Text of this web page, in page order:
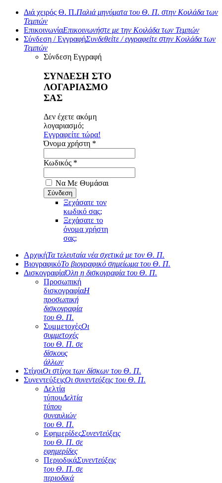
Διά χειρός Θ. Π.Παλιά μηνύματα του Θ. Π. στην Κοιλάδα των
Τεμπών
ΕπικοινωνίαΕπικοινωνήστε με την Κοιλάδα των Τεμπών
Σύνδεση / ΕγγραφήΣυνδεθείτε / εγγραφείτε στην Κοιλάδα των
Τεμπών
Σύνδεση Εγγραφή
ΣΥΝΔΕΣΗ ΣΤΟ
ΛΟΓΑΡΙΑΣΜΟ
ΣΑΣ
Δεν έχετε ακόμη
λογαριασμό;
Εγγραφείτε τώρα!
Όνομα χρήστη *
Κωδικός *
Να Με Θυμάσαι
Ξεχάσατε τον
κωδικό σας;
Ξεχάσατε το
όνομα χρήστη
σας;
ΑρχικήΤα τελευταία νέα σχετικά με τον Θ. Π.
ΒιογραφικόΤο βιογραφικό σημείωμα του Θ. Π.
ΔισκογραφίαΌλη η δισκογραφία του Θ. Π.
Προσωπική
δισκογραφίαΗ
προσωπική
δισκογραφία
του Θ. Π.
ΣυμμετοχέςΟι
συμμετοχές
του Θ. Π. σε
δίσκους
άλλων
ΣτίχοιΟι στίχοι των δίσκων του Θ. Π.
ΣυνεντεύξειςΟι συνεντεύξεις του Θ. Π.
Δελτία
τύπουΔελτία
τύπου
συναυλιών
του Θ. Π.
ΕφημερίδεςΣυνεντεύξεις
του Θ. Π. σε
εφημερίδες
ΠεριοδικάΣυνεντεύξεις
του Θ. Π. σε
περιοδικά